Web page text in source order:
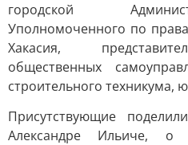
городской
Уполномоченного по
Хакасия,
общественных
строительного техникума,
Присутствующие
Александре Ильиче, о